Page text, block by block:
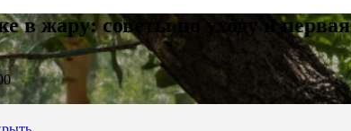
в жару: советы по уходу и